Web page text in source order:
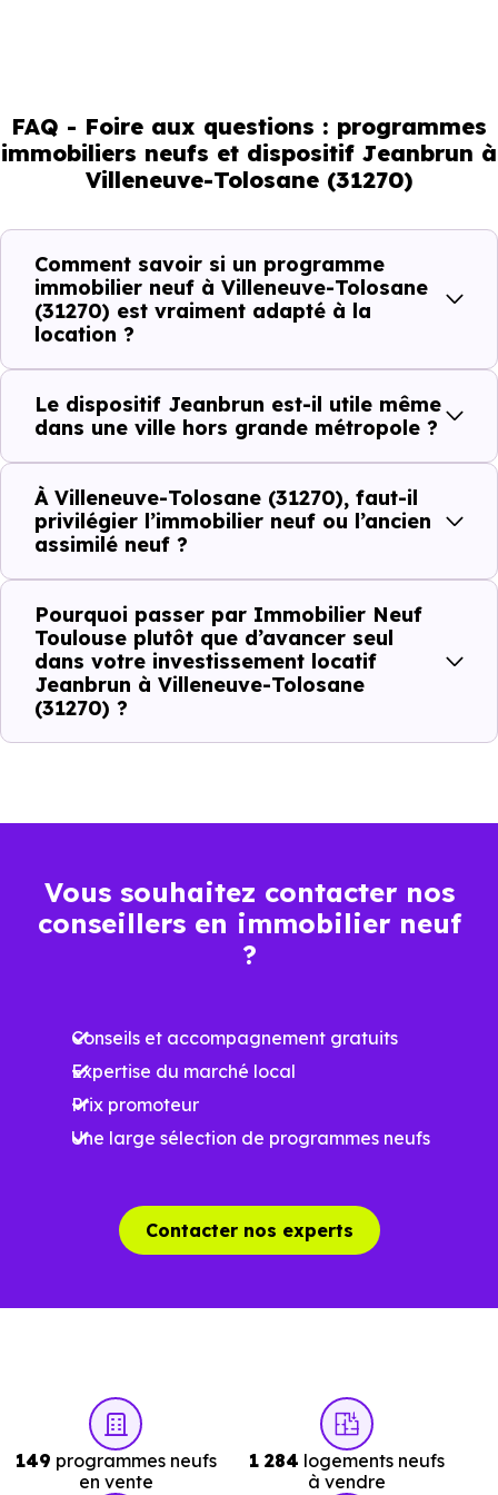
comportent pas de la même manière, tous les logements
ne répondent pas à la même demande, et toutes les
résidences n’offrent pas le même potentiel locatif.
Avant la fiscalité, une question
simple : quelle est la pertinence de
votre projet d’investissement
locatif avec le dispositif Jeanbrun
à Villeneuve-Tolosane (31270) ?
À
, la qualité d’un
investissement locatifse lit à travers plusieurs critères
concrets :
Critères de terrain à considérer pour votre
investissement immobilier avec le dispositif
Jeanbrun
La vie de quartier
Le bassin d'emploi local
Le type de logements le plus recherché
dispositif Jeanbrun
renforce l’intérêt de cette
approche parce qu’
il ne repose pas sur un zonage
bien positionné sur son marché ?". À
Villeneuve-Tolosane
, cette nuance change tout.
FAQ - Foire aux questions : programmes
immobiliers neufs et dispositif Jeanbrun à
Villeneuve-Tolosane (31270)
Comment savoir si un programme
immobilier neuf à Villeneuve-Tolosane
(31270) est vraiment adapté à la
location ?
Le dispositif Jeanbrun est-il utile même
dans une ville hors grande métropole ?
À Villeneuve-Tolosane (31270), faut-il
privilégier l’immobilier neuf ou l’ancien
assimilé neuf ?
Pourquoi passer par Immobilier Neuf
Toulouse plutôt que d’avancer seul
dans votre investissement locatif
Jeanbrun à Villeneuve-Tolosane
(31270) ?
Vous souhaitez contacter nos
conseillers en immobilier neuf
?
Conseils et accompagnement gratuits
Expertise du marché local
Prix promoteur
Une large sélection de programmes neufs
Contacter nos experts
149 programmes neufs
en vente
1 284 logements neufs
à vendre